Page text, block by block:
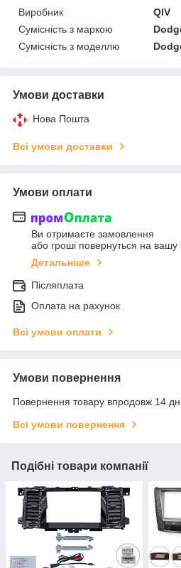
Виробник
QIV
Сумісність з маркою
Сумісність з моделлю
Умови доставки
Нова Пошта
Всі умови доставки
Умови оплати
Ви отримаєте замовлення
або гроші повернуться на вашу
Детальніше
Післяплата
Оплата на рахунок
Всі умови оплати
Умови повернення
Повернення товару впродовж 14
Всі умови повернення
Подібні товари компанії